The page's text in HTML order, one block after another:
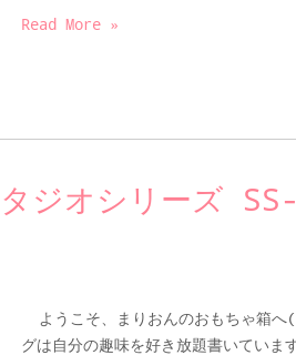
Read More »
タジオシリーズ
ようこそ、まりおんのおもちゃ
グは自分の趣味を好き放題書いてい